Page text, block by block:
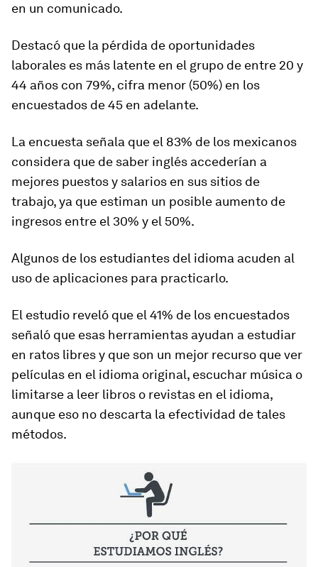
en un comunicado.
Destacó que la pérdida de oportunidades
laborales es más latente en el grupo de entre 20 y
44 años con 79%, cifra menor (50%) en los
encuestados de 45 en adelante.
La encuesta señala que el 83% de los mexicanos
considera que de saber inglés accederían a
mejores puestos y salarios en sus sitios de
trabajo, ya que estiman un posible aumento de
ingresos entre el 30% y el 50%.
Algunos de los estudiantes del idioma acuden al
uso de aplicaciones para practicarlo.
El estudio reveló que el 41% de los encuestados
señaló que esas herramientas ayudan a estudiar
en ratos libres y que son un mejor recurso que ver
películas en el idioma original, escuchar música o
limitarse a leer libros o revistas en el idioma,
aunque eso no descarta la efectividad de tales
métodos.